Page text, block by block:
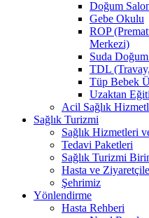
Doğum
Gebe Okulu
ROP
Merkezi)
Suda
TDL
Tüp Bebek
Uzaktan
Acil Sağlık
Sağlık Turizmi
Sağlık Hizmetleri
Tedavi Paketleri
Sağlık Turizmi
Hasta ve
Şehrimiz
Yönlendirme
Hasta Rehberi